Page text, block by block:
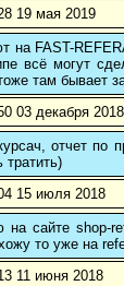
19 мая 2019
FAST-
всё могут
там бывает
03 декабря 2018
отчет
15 июля 2018
на сайте
то уже на
11 июня 2018